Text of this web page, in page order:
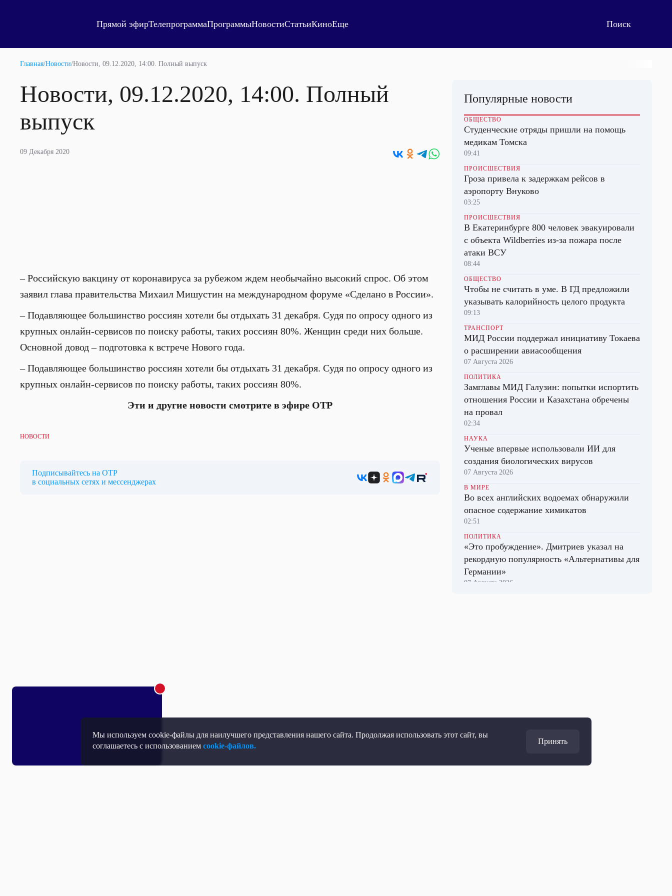
Мы используем cookie-файлы для наилучшего представления нашего сайта. Продолжая использовать этот сайт, вы
соглашаетесь с использованиемcookie-файлов.
Принять
Прямой эфирТелепрограммаПрограммыНовостиСтатьиКиноЕще
Главная/Новости/Новости, 09.12.2020, 14:00. Полный выпуск
Новости, 09.12.2020, 14:00. Полный
выпуск
09 Декабря 2020
– Российскую вакцину от коронавируса за рубежом ждем необычайно высокий спрос. Об этом
заявил глава правительства Михаил Мишустин на международном форуме «Сделано в России».
– Подавляющее большинство россиян хотели бы отдыхать 31 декабря. Судя по опросу одного из
крупных онлайн-сервисов по поиску работы, таких россиян 80%. Женщин среди них больше.
Основной довод – подготовка к встрече Нового года.
– Подавляющее большинство россиян хотели бы отдыхать 31 декабря. Судя по опросу одного из
крупных онлайн-сервисов по поиску работы, таких россиян 80%.
Эти и другие новости смотрите в эфире ОТР
НОВОСТИ
Подписывайтесь на ОТР
в социальных сетях и мессенджерах
Популярные новости
ОБЩЕСТВО
Студенческие отряды пришли на помощь
медикам Томска
09:41
ПРОИСШЕСТВИЯ
Гроза привела к задержкам рейсов в
аэропорту Внуково
03:25
ПРОИСШЕСТВИЯ
В Екатеринбурге 800 человек эвакуировали
с объекта Wildberries из-за пожара после
атаки ВСУ
08:44
ОБЩЕСТВО
Чтобы не считать в уме. В ГД предложили
указывать калорийность целого продукта
09:13
ТРАНСПОРТ
МИД России поддержал инициативу Токаева
о расширении авиасообщения
07 Августа 2026
ПОЛИТИКА
Замглавы МИД Галузин: попытки испортить
отношения России и Казахстана обречены
на провал
02:34
НАУКА
Ученые впервые использовали ИИ для
создания биологических вирусов
07 Августа 2026
В МИРЕ
Во всех английских водоемах обнаружили
опасное содержание химикатов
02:51
ПОЛИТИКА
«Это пробуждение». Дмитриев указал на
рекордную популярность «Альтернативы для
Германии»
07 Августа 2026